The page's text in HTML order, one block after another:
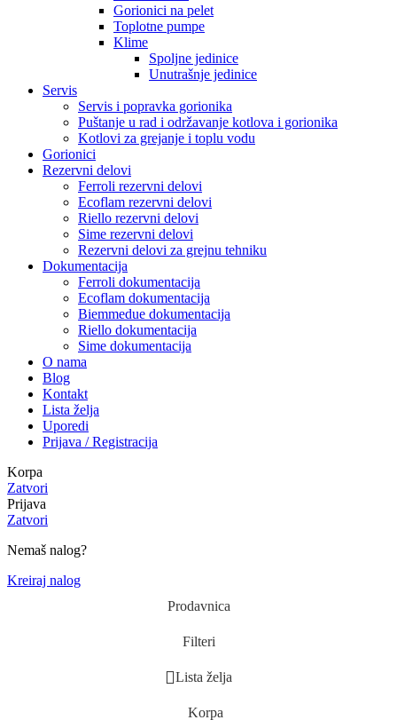
Gorionici na pelet
Toplotne pumpe
Klime
Spoljne jedinice
Unutrašnje jedinice
Servis
Servis i popravka gorionika
Puštanje u rad i održavanje kotlova i gorionika
Kotlovi za grejanje i toplu vodu
Gorionici
Rezervni delovi
Ferroli rezervni delovi
Ecoflam rezervni delovi
Riello rezervni delovi
Sime rezervni delovi
Rezervni delovi za grejnu tehniku
Dokumentacija
Ferroli dokumentacija
Ecoflam dokumentacija
Biemmedue dokumentacija
Riello dokumentacija
Sime dokumentacija
O nama
Blog
Kontakt
Lista želja
Uporedi
Prijava / Registracija
Korpa
Zatvori
Prijava
Zatvori
Nemaš nalog?
Kreiraj nalog
Prodavnica
Filteri
Lista želja
Korpa